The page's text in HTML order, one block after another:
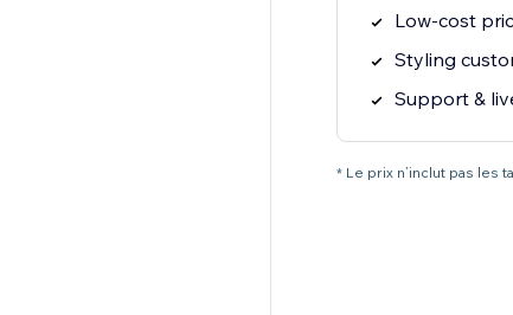
Low-cost
Styling
Support &
* Le prix n’inclut pas les